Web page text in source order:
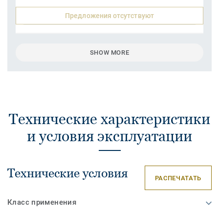
Предложения отсутствуют
SHOW MORE
Технические характеристики
и условия эксплуатации
Технические условия РАСПЕЧАТАТЬ
Класс применения